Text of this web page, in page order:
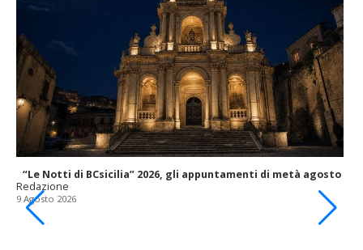
“Le Notti di BCsicilia” 2026, gli appuntamenti di metà agosto
Redazione
9 Agosto 2026